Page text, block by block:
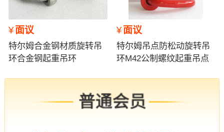
¥面议
特尔姆合金钢材质旋转吊
环合金钢起重吊环
¥ 面议
特尔姆吊点防松动旋转吊
环M42公制螺纹起重吊点